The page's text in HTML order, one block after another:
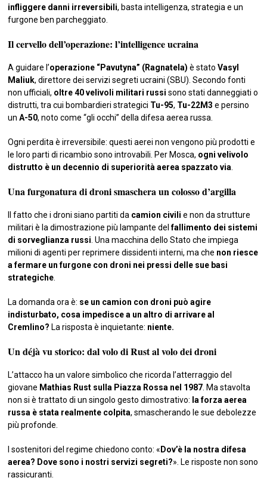
infliggere danni irreversibili, basta intelligenza, strategia e un
furgone ben parcheggiato.
Il cervello dell’operazione: l’intelligence ucraina
A guidare l’operazione “Pavutyna” (Ragnatela) è statoVasyl
Maliuk, direttore dei servizi segreti ucraini (SBU). Secondo fonti
non ufficiali, oltre 40 velivoli militari russi sono stati danneggiati o
distrutti, tra cui bombardieri strategici Tu-95, Tu-22M3 e persino
unA-50, noto come “gli occhi” della difesa aerea russa.
Ogni perdita è irreversibile: questi aerei non vengono più prodotti e
le loro parti di ricambio sono introvabili. Per Mosca, ogni velivolo
distrutto è un decennio di superiorità aerea spazzato via
Una furgonatura di droni smaschera un colosso d’argilla
Il fatto che i droni siano partiti da camion civili e non da strutture
militari è la dimostrazione più lampante delfallimento dei sistemi
di sorveglianza russi . Una macchina dello Stato che impiega
milioni di agenti per reprimere dissidenti interni, ma che non riesce
a fermare un furgone con droni nei pressi delle sue basi
strategiche
La domanda ora è: se un camion con droni può agire
indisturbato, cosa impedisce a un altro di arrivare al
Cremlino? La risposta è inquietante: niente.
Un déjà vu storico: dal volo di Rust al volo dei droni
L’attacco ha un valore simbolico che ricorda l’atterraggio del
giovane Mathias Rust sulla Piazza Rossa nel 1987 . Ma stavolta
non si è trattato di un singolo gesto dimostrativo: la forza aerea
russa è stata realmente colpita, smascherando le sue debolezze
più profonde.
I sostenitori del regime chiedono conto: « Dov’è la nostra difesa
aerea? Dove sono i nostri servizi segreti?». Le risposte non sono
rassicuranti.